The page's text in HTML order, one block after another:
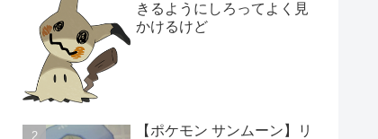
きるようにしろってよく見
かけるけど
【ポケモン サンムーン】リ